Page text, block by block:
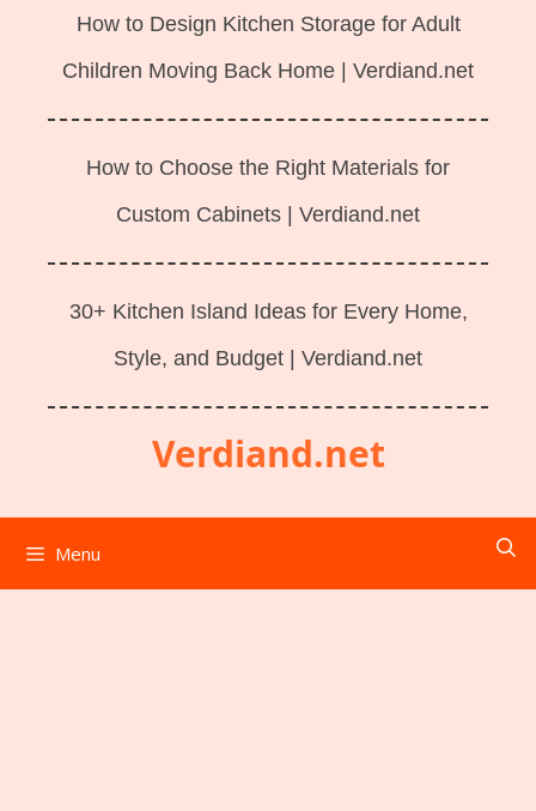
How to Design Kitchen Storage for Adult
Children Moving Back Home | Verdiand.net
How to Choose the Right Materials for
Custom Cabinets | Verdiand.net
30+ Kitchen Island Ideas for Every Home,
Style, and Budget | Verdiand.net
Verdiand.net
Menu